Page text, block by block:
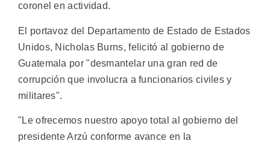
coronel en actividad.
El portavoz del Departamento de Estado de Estados
Unidos, Nicholas Burns, felicitó al gobierno de
Guatemala por "desmantelar una gran red de
corrupción que involucra a funcionarios civiles y
militares".
"Le ofrecemos nuestro apoyo total al gobierno del
presidente Arzú conforme avance en la